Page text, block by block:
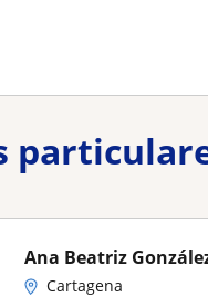
Ana Beatriz
Cartagena